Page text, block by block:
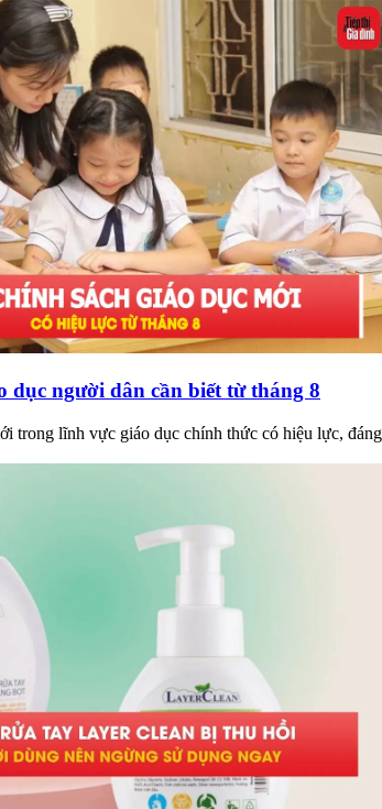
dục người dân cần biết từ tháng 8
trong lĩnh vực giáo dục chính thức có hiệu lực,